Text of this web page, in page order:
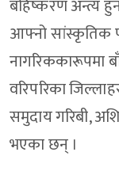
बहिष्करण अन्त्य
आफ्नो सांस्कृतिक
नागरिककारूपमा
वरिपरिका
समुदाय गरिबी,
भएका छन् ।